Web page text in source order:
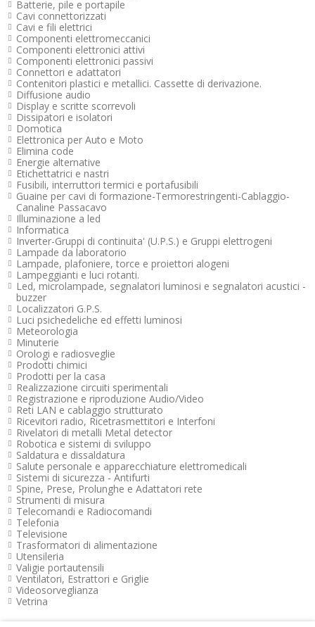
Batterie, pile e portapile
Cavi connettorizzati
Cavi e fili elettrici
Componenti elettromeccanici
Componenti elettronici attivi
Componenti elettronici passivi
Connettori e adattatori
Contenitori plastici e metallici. Cassette di derivazione.
Diffusione audio
Display e scritte scorrevoli
Dissipatori e isolatori
Domotica
Elettronica per Auto e Moto
Elimina code
Energie alternative
Etichettatrici e nastri
Fusibili, interruttori termici e portafusibili
Guaine per cavi di formazione-Termorestringenti-Cablaggio-
Canaline Passacavo
Illuminazione a led
Informatica
Inverter-Gruppi di continuita' (U.P.S.) e Gruppi elettrogeni
Lampade da laboratorio
Lampade, plafoniere, torce e proiettori alogeni
Lampeggianti e luci rotanti.
Led, microlampade, segnalatori luminosi e segnalatori acustici -
buzzer
Localizzatori G.P.S.
Luci psichedeliche ed effetti luminosi
Meteorologia
Minuterie
Orologi e radiosveglie
Prodotti chimici
Prodotti per la casa
Realizzazione circuiti sperimentali
Registrazione e riproduzione Audio/Video
Reti LAN e cablaggio strutturato
Ricevitori radio, Ricetrasmettitori e Interfoni
Rivelatori di metalli Metal detector
Robotica e sistemi di sviluppo
Saldatura e dissaldatura
Salute personale e apparecchiature elettromedicali
Sistemi di sicurezza - Antifurti
Spine, Prese, Prolunghe e Adattatori rete
Strumenti di misura
Telecomandi e Radiocomandi
Telefonia
Televisione
Trasformatori di alimentazione
Utensileria
Valigie portautensili
Ventilatori, Estrattori e Griglie
Videosorveglianza
Vetrina